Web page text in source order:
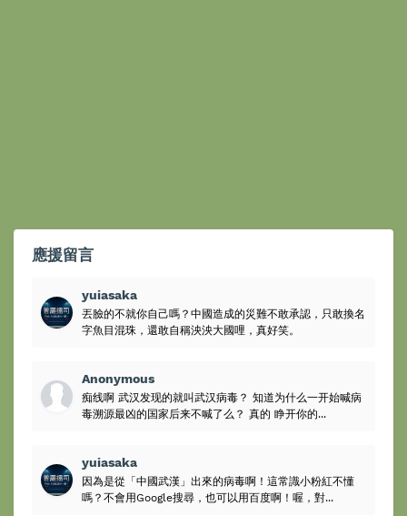
應援留言
yuiasaka
丟臉的不就你自己嗎？中國造成的災難不敢承認，只敢換名
字魚目混珠，還敢自稱泱泱大國哩，真好笑。
Anonymous
痴线啊 武汉发现的就叫武汉病毒？ 知道为什么一开始喊病
毒溯源最凶的国家后来不喊了么？ 真的 睁开你的...
yuiasaka
因為是從「中國武漢」出來的病毒啊！這常識小粉紅不懂
嗎？不會用Google搜尋，也可以用百度啊！喔，對...